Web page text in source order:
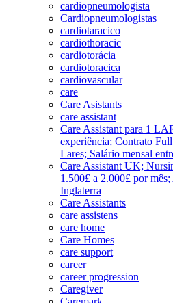
cardiopneumologista
Cardiopneumologistas
cardiotaracico
cardiothoracic
cardiotorácia
cardiotoracica
cardiovascular
care
Care Asistants
care assistant
Care Assistant para 1
experiência; Contrato
Lares; Salário mensal
Care Assistant UK;
1.500£ a 2.000£ por
Inglaterra
Care Assistants
care assistens
care home
Care Homes
care support
career
career progression
Caregiver